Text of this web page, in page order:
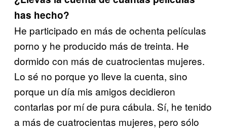
has hecho?
He participado en más de ochenta películas
porno y he producido más de treinta. He
dormido con más de cuatrocientas mujeres.
Lo sé no porque yo lleve la cuenta, sino
porque un día mis amigos decidieron
contarlas por mí de pura cábula. Sí, he tenido
a más de cuatrocientas mujeres, pero sólo